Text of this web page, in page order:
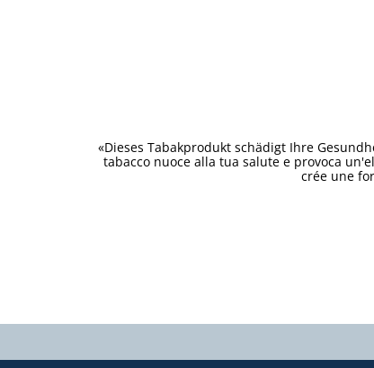
«Dieses Tabakprodukt schädigt Ihre
tabacco nuoce alla tua salute e provoca
crée une